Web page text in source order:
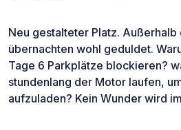
Neu gestalteter Platz. Außerhalb
übernachten wohl geduldet.
Tage 6 Parkplätze blockieren?
stundenlang der Motor laufen,
aufzuladen? Kein Wunder wird